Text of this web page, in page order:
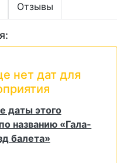
Отзывы
нет дат для
даты этого
названию «Гала-
балета»